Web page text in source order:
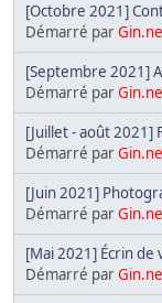
[Octobre 2021]
Démarré par
[Septembre 2021]
Démarré par
[Juillet - août 2021]
Démarré par
[Juin 2021]
Démarré par
[Mai 2021] Écrin de
Démarré par